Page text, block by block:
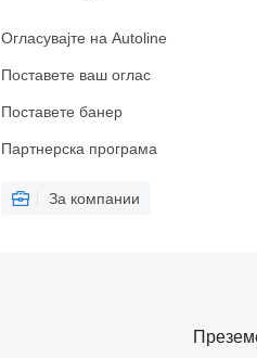
Огласувајте на Autoline
Поставете ваш оглас
Поставете банер
Партнерска програма
За компании